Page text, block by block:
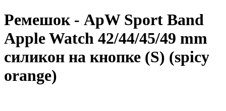
Ремешок - ApW Sport Band
Apple Watch 42/44/45/49 mm
силикон на кнопке (S) (spicy
orange)